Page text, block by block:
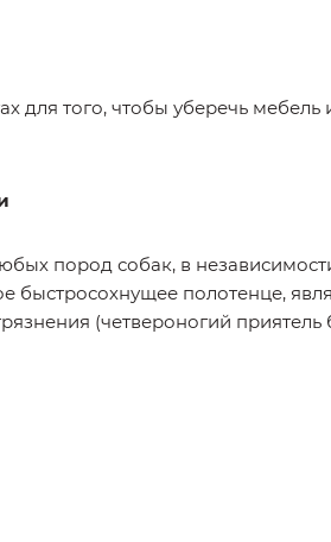
для того, чтобы уберечь мебель
пород собак, в
быстросохнущее полотенце,
(четвероногий приятель